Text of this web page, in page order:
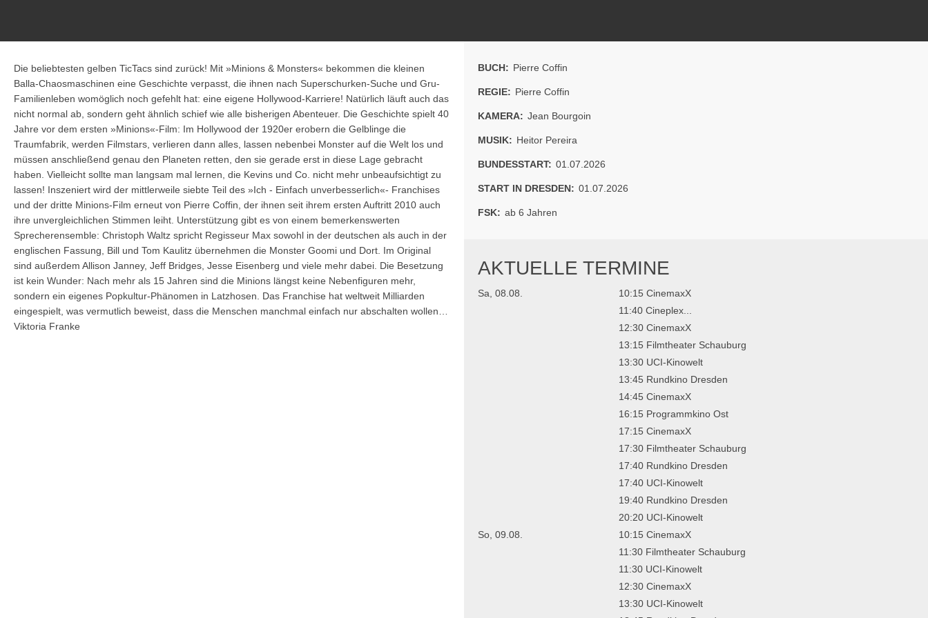
Die beliebtesten gelben TicTacs sind zurück! Mit »Minions & Monsters« bekommen die kleinen
Balla-Chaosmaschinen eine Geschichte verpasst, die ihnen nach Superschurken-Suche und Gru-
Familienleben womöglich noch gefehlt hat: eine eigene Hollywood-Karriere! Natürlich läuft auch das
nicht normal ab, sondern geht ähnlich schief wie alle bisherigen Abenteuer. Die Geschichte spielt 40
Jahre vor dem ersten »Minions«-Film: Im Hollywood der 1920er erobern die Gelblinge die
Traumfabrik, werden Filmstars, verlieren dann alles, lassen nebenbei Monster auf die Welt los und
müssen anschließend genau den Planeten retten, den sie gerade erst in diese Lage gebracht
haben. Vielleicht sollte man langsam mal lernen, die Kevins und Co. nicht mehr unbeaufsichtigt zu
lassen! Inszeniert wird der mittlerweile siebte Teil des »Ich - Einfach unverbesserlich«- Franchises
und der dritte Minions-Film erneut von Pierre Coffin, der ihnen seit ihrem ersten Auftritt 2010 auch
ihre unvergleichlichen Stimmen leiht. Unterstützung gibt es von einem bemerkenswerten
Sprecherensemble: Christoph Waltz spricht Regisseur Max sowohl in der deutschen als auch in der
englischen Fassung, Bill und Tom Kaulitz übernehmen die Monster Goomi und Dort. Im Original
sind außerdem Allison Janney, Jeff Bridges, Jesse Eisenberg und viele mehr dabei. Die Besetzung
ist kein Wunder: Nach mehr als 15 Jahren sind die Minions längst keine Nebenfiguren mehr,
sondern ein eigenes Popkultur-Phänomen in Latzhosen. Das Franchise hat weltweit Milliarden
eingespielt, was vermutlich beweist, dass die Menschen manchmal einfach nur abschalten wollen…
Viktoria Franke
BUCH: Pierre Coffin
REGIE: Pierre Coffin
KAMERA: Jean Bourgoin
MUSIK: Heitor Pereira
BUNDESSTART: 01.07.2026
START IN DRESDEN: 01.07.2026
FSK: ab 6 Jahren
AKTUELLE TERMINE
Sa, 08.08.
10:15 CinemaxX
11:40 Cineplex...
12:30 CinemaxX
13:15 Filmtheater Schauburg
13:30 UCI-Kinowelt
13:45 Rundkino Dresden
14:45 CinemaxX
16:15 Programmkino Ost
17:15 CinemaxX
17:30 Filmtheater Schauburg
17:40 Rundkino Dresden
17:40 UCI-Kinowelt
19:40 Rundkino Dresden
20:20 UCI-Kinowelt
So, 09.08.
10:15 CinemaxX
11:30 Filmtheater Schauburg
11:30 UCI-Kinowelt
12:30 CinemaxX
13:30 UCI-Kinowelt